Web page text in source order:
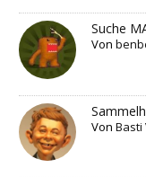
Suche
Von
VonBasti